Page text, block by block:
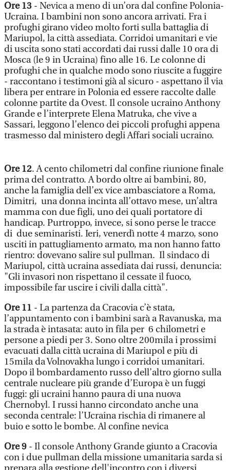
Ore 13 - Nevica a meno di un’ora dal confine Polonia-
Ucraina. I bambini non sono ancora arrivati. Fra i
profughi girano video molto forti sulla battaglia di
Mariupol, la città assediata. Corridoi umanitari e vie
di uscita sono stati accordati dai russi dalle 10 ora di
Mosca (le 9 in Ucraina) fino alle 16. Le colonne di
profughi che in qualche modo sono riuscite a fuggire
- raccontano i testimoni già al sicuro - aspettano il via
libera per entrare in Polonia ed essere raccolte dalle
colonne partite da Ovest. Il console ucraino Anthony
Grande e l’interprete Elena Matruka, che vive a
Sassari, leggono l’elenco dei piccoli profughi appena
trasmesso dal ministero degli Affari sociali ucraino.
Ore 12. A cento chilometri dal confine riunione finale
prima del contratto. A bordo oltre ai bambini, 80,
anche la famiglia dell’ex vice ambasciatore a Roma,
Dimitri, una donna incinta all’ottavo mese, un’altra
mamma con due figli, uno dei quali portatore di
handicap. Purtroppo, invece, si sono perse le tracce
di due seminaristi. Ieri, venerdì notte 4 marzo, sono
usciti in pattugliamento armato, ma non hanno fatto
rientro: dovevano salire sul pullman. Il sindaco di
Mariupol, città ucraina assediata dai russi, denuncia:
"Gli invasori non rispettano il cessate il fuoco,
impossibile far uscire i civili dalla città".
Ore 11 - La partenza da Cracovia c’è stata,
l’appuntamento con i bambini sarà a Ravanuska, ma
la strada è intasata: auto in fila per 6 chilometri e
persone a piedi per 3. Sono oltre 200mila i prossimi
evacuati dalla città ucraina di Mariupol e più di
15mila da Volnovakha lungo i corridoi umanitari.
Dopo il bombardamento russo dell’altro giorno sulla
centrale nucleare più grande d’Europa è un fuggi
fuggi: gli ucraini hanno paura di una nuova
Chernobyl. I russi hanno circondato anche una
seconda centrale: l’Ucraina rischia di rimanere al
buio e sotto le bombe. Al confine nevica
Ore 9 - Il console Anthony Grande giunto a Cracovia
con i due pullman della missione umanitaria sarda si